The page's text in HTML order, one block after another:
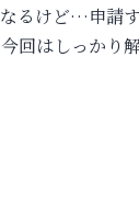
なるけど…申請
回はしっかり解